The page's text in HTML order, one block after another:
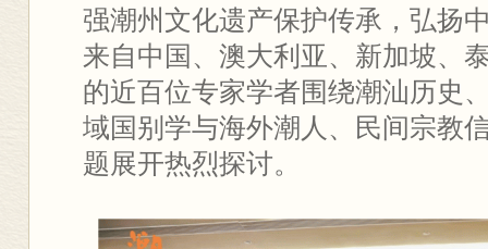
强潮州文化遗产保护传承，弘扬
来自中国、澳大利亚、新加坡、
的近百位专家学者围绕潮汕历史
域国别学与海外潮人、民间宗教
题展开热烈探讨。